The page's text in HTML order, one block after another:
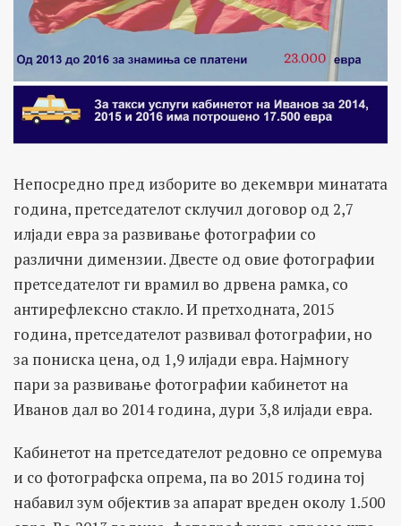
Непосредно пред изборите во декември минатата
година, претседателот склучил договор од 2,7
илјади евра за развивање фотографии со
различни димензии. Двесте од овие фотографии
претседателот ги врамил во дрвена рамка, со
антирефлексно стакло. И претходната, 2015
година, претседателот развивал фотографии, но
за пониска цена, од 1,9 илјади евра. Најмногу
пари за развивање фотографии кабинетот на
Иванов дал во 2014 година, дури 3,8 илјади евра.
Кабинетот на претседателот редовно се опремува
и со фотографска опрема, па во 2015 година тој
набавил зум објектив за апарат вреден околу 1.500